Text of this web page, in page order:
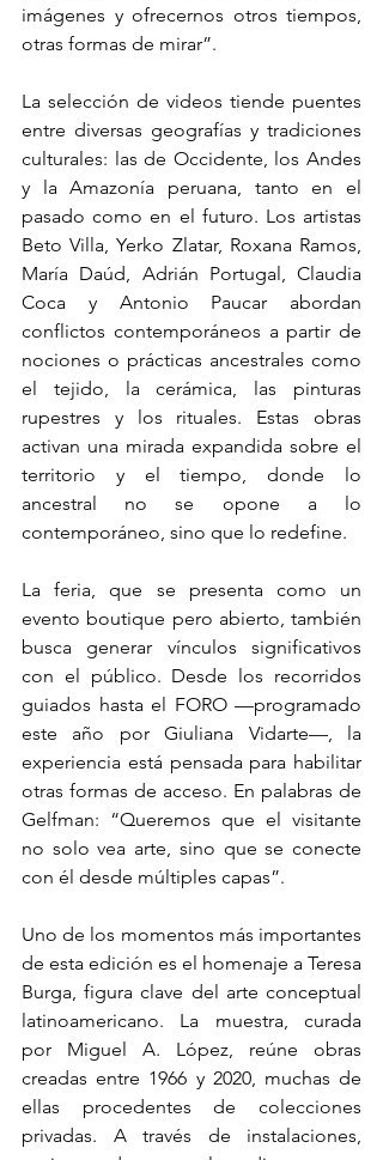
imágenes y ofrecernos otros tiempos,
otras formas de mirar”.
La selección de videos tiende puentes
entre diversas geografías y tradiciones
culturales: las de Occidente, los Andes
y la Amazonía peruana, tanto en el
pasado como en el futuro. Los artistas
Beto Villa, Yerko Zlatar, Roxana Ramos,
María Daúd, Adrián Portugal, Claudia
Coca y Antonio Paucar abordan
conflictos contemporáneos a partir de
nociones o prácticas ancestrales como
el tejido, la cerámica, las pinturas
rupestres y los rituales. Estas obras
activan una mirada expandida sobre el
territorio y el tiempo, donde lo
ancestral no se opone a lo
contemporáneo, sino que lo redefine.
La feria, que se presenta como un
evento boutique pero abierto, también
busca generar vínculos significativos
con el público. Desde los recorridos
guiados hasta el FORO —programado
este año por Giuliana Vidarte—, la
experiencia está pensada para habilitar
otras formas de acceso. En palabras de
Gelfman: “Queremos que el visitante
no solo vea arte, sino que se conecte
con él desde múltiples capas”.
Uno de los momentos más importantes
de esta edición es el homenaje a Teresa
Burga, figura clave del arte conceptual
latinoamericano. La muestra, curada
por Miguel A. López, reúne obras
creadas entre 1966 y 2020, muchas de
ellas procedentes de colecciones
privadas. A través de instalaciones,